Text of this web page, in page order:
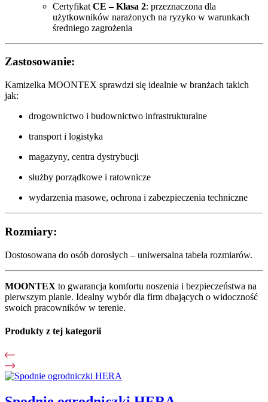
Certyfikat CE – Klasa 2: przeznaczona dla
użytkowników narażonych na ryzyko w warunkach
średniego zagrożenia
Zastosowanie:
Kamizelka MOONTEX sprawdzi się idealnie w branżach takich
jak:
drogownictwo i budownictwo infrastrukturalne
transport i logistyka
magazyny, centra dystrybucji
służby porządkowe i ratownicze
wydarzenia masowe, ochrona i zabezpieczenia techniczne
Rozmiary:
Dostosowana do osób dorosłych – uniwersalna tabela rozmiarów.
MOONTEX to gwarancja komfortu noszenia i bezpieczeństwa na
pierwszym planie. Idealny wybór dla firm dbających o widoczność
swoich pracowników w terenie.
Produkty z tej kategorii